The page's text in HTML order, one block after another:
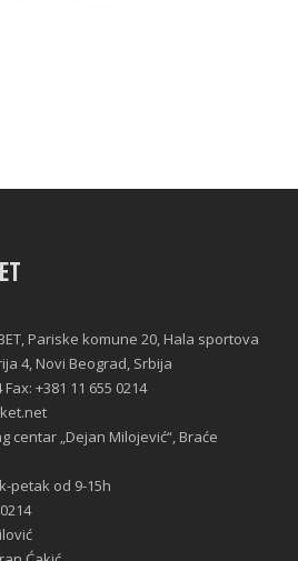
Pariske komune 20, Hala sportova
4, Novi Beograd, Srbija
+381 11 655 0214
centar „Dejan Milojević“, Braće
petak od 9-15h